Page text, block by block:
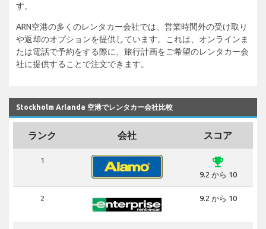
す。
ARN空港の多くのレンタカー会社では、営業時間外の受け取り
や返却のオプションを提供しています。これは、オンラインま
たは電話で予約をする際に、旅行計画をご希望のレンタカー会
社に提供することで注文できます。
Stockholm Arlanda 空港でレンタカー会社比較
ランク 会社 スコア
1 emoji_events
9.2 から 10
2 9.2 から 10